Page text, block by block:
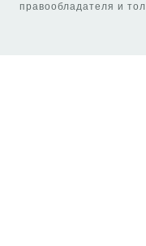
правообладателя и